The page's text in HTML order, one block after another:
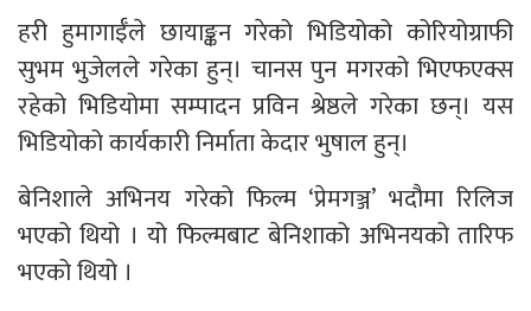
हरी हुमागाईँले छायाङ्कन गरेको भिडियोको कोरियोग्राफी
सुभम भुजेलले गरेका हुन्। चानस पुन मगरको भिएफएक्स
रहेको भिडियोमा सम्पादन प्रविन श्रेष्ठले गरेका छन्। यस
भिडियोको कार्यकारी निर्माता केदार भुषाल हुन्।
बेनिशाले अभिनय गरेको फिल्म ‘प्रेमगञ्ज’ भदौमा रिलिज
भएको थियो । यो फिल्मबाट बेनिशाको अभिनयको तारिफ
भएको थियो ।